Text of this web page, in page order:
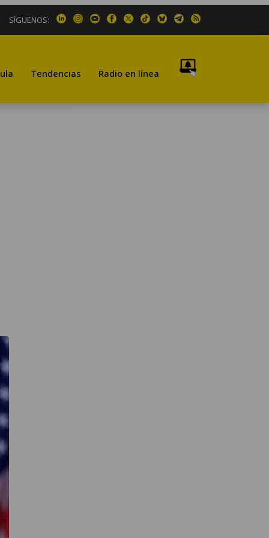
SÍGUENOS:
Tendencias Radio en línea